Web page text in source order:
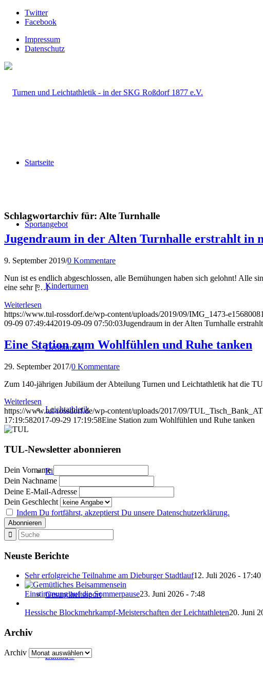
Twitter
Facebook
Impressum
Datenschutz
Startseite
Sportangebot
Kinderturnen
Gerätturnen
Leichtathletik
Ringtennis
Breitensport
Gesundheitssport
Zumba®
Schlagwortarchiv für: Alte Turnhalle
Jugendraum in der Alten Turnhalle erstrahlt in
9. September 2019/0 Kommentare
Nun ist es endlich abgeschlossen, alle Bemühungen haben sich gelohnt! Alle
eine sehr […]
Weiterlesen
https://www.tul-rossdorf.de/wp-content/uploads/2019/09/IMG_1473-
09-09 07:49:442019-09-09 07:50:03Jugendraum in der Alten Turnhalle
Eine Station zum Wohlfühlen und Ruhe tanken
29. September 2017/0 Kommentare
Zum 140-jährigen Jubiläum der Abteilung Turnen und Leichtathletik hat die
Weiterlesen
https://www.tul-rossdorf.de/wp-content/uploads/2017/09/
17:19:582017-09-29 17:19:58Eine Station zum Wohlfühlen und Ruhe tanken
TUL-Newsletter abonnieren
Dein Vorname
Dein Nachname
Deine E-Mail-Adresse
Dein Geschlecht
Indem Du fortfährst, akzeptierst Du unsere Datenschutzerklärung.
Neuste Berichte
Sehr erfolgreiche Teilnahme am Dieburger Stadtlauf12. Juli 2026 - 17:40
Einstimmung auf die Sommerpause23. Juni 2026 - 7:48
Hessische Blockmehrkampf-Meisterschaften der Leichtathleten20. Juni
Archiv
Archiv